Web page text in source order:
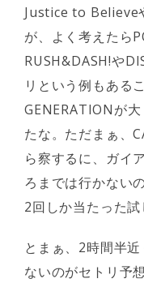
Justice to Believe
が、よく考えたら
RUSH&DASH!や
リという例もある
GENERATIONが
たな。ただまぁ、
ら察するに、ガイ
ろまでは行かない
2回しか当たった試
とまぁ、2時間半
ないのがセトリ予